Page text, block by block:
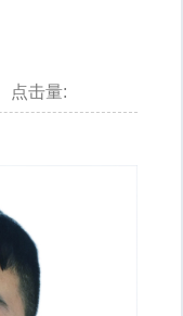
点击量: